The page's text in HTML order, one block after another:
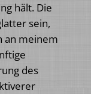
hält. Die
sein,
an meinem
des